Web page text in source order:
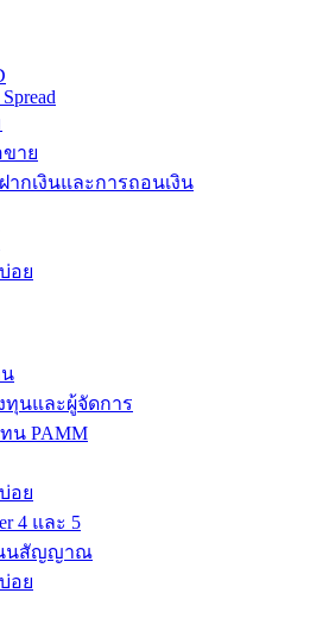
าย
ากเงินและการถอนเงิน
อย
ทุนและผู้จัดการ
น PAMM
อย
4 และ 5
นสัญญาณ
อย